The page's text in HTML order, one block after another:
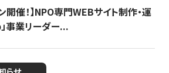
開催！】NPO専門WEBサイト制作・運
事業リーダー...